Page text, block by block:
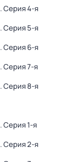
. Серия 4-я
. Серия 5-я
. Серия 6-я
. Серия 7-я
. Серия 8-я
. Серия 1-я
. Серия 2-я